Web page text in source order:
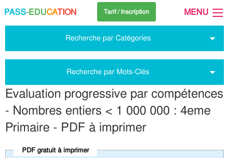
PASS-EDUCATION Tarif / Inscription MENU
Recherche par Catégories
Recherche par Mots-Clés
Evaluation progressive par compétences
- Nombres entiers < 1 000 000 : 4eme
Primaire - PDF à imprimer
PDF gratuit à imprimer